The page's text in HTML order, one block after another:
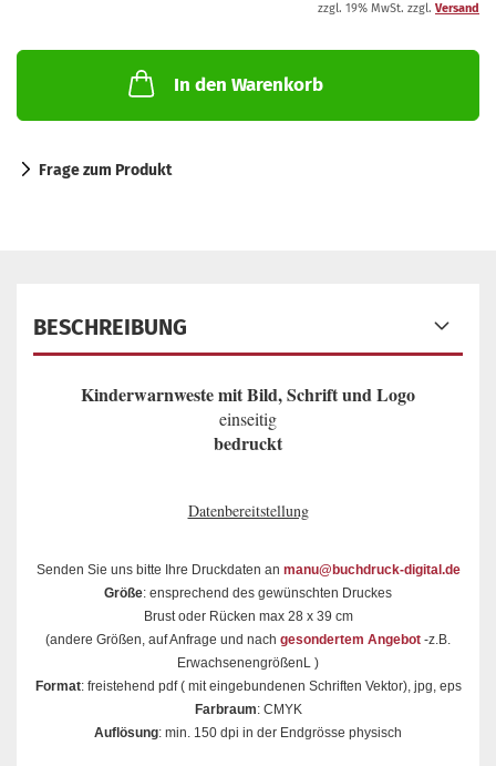
zzgl. 19% MwSt. zzgl. Versand
In den Warenkorb
Frage zum Produkt
BESCHREIBUNG
Kinderwarnweste mit Bild, Schrift und Logo
einseitig
bedruckt
Datenbereitstellung
Senden Sie uns bitte Ihre Druckdaten an manu@buchdruck-digital.de
Größe: ensprechend des gewünschten Druckes
Brust oder Rücken max 28 x 39 cm
(andere Größen, auf Anfrage und nach gesondertem Angebot -z.B.
ErwachsenengrößenL )
Format: freistehend pdf ( mit eingebundenen Schriften Vektor), jpg, eps
Farbraum: CMYK
Auflösung: min. 150 dpi in der Endgrösse physisch